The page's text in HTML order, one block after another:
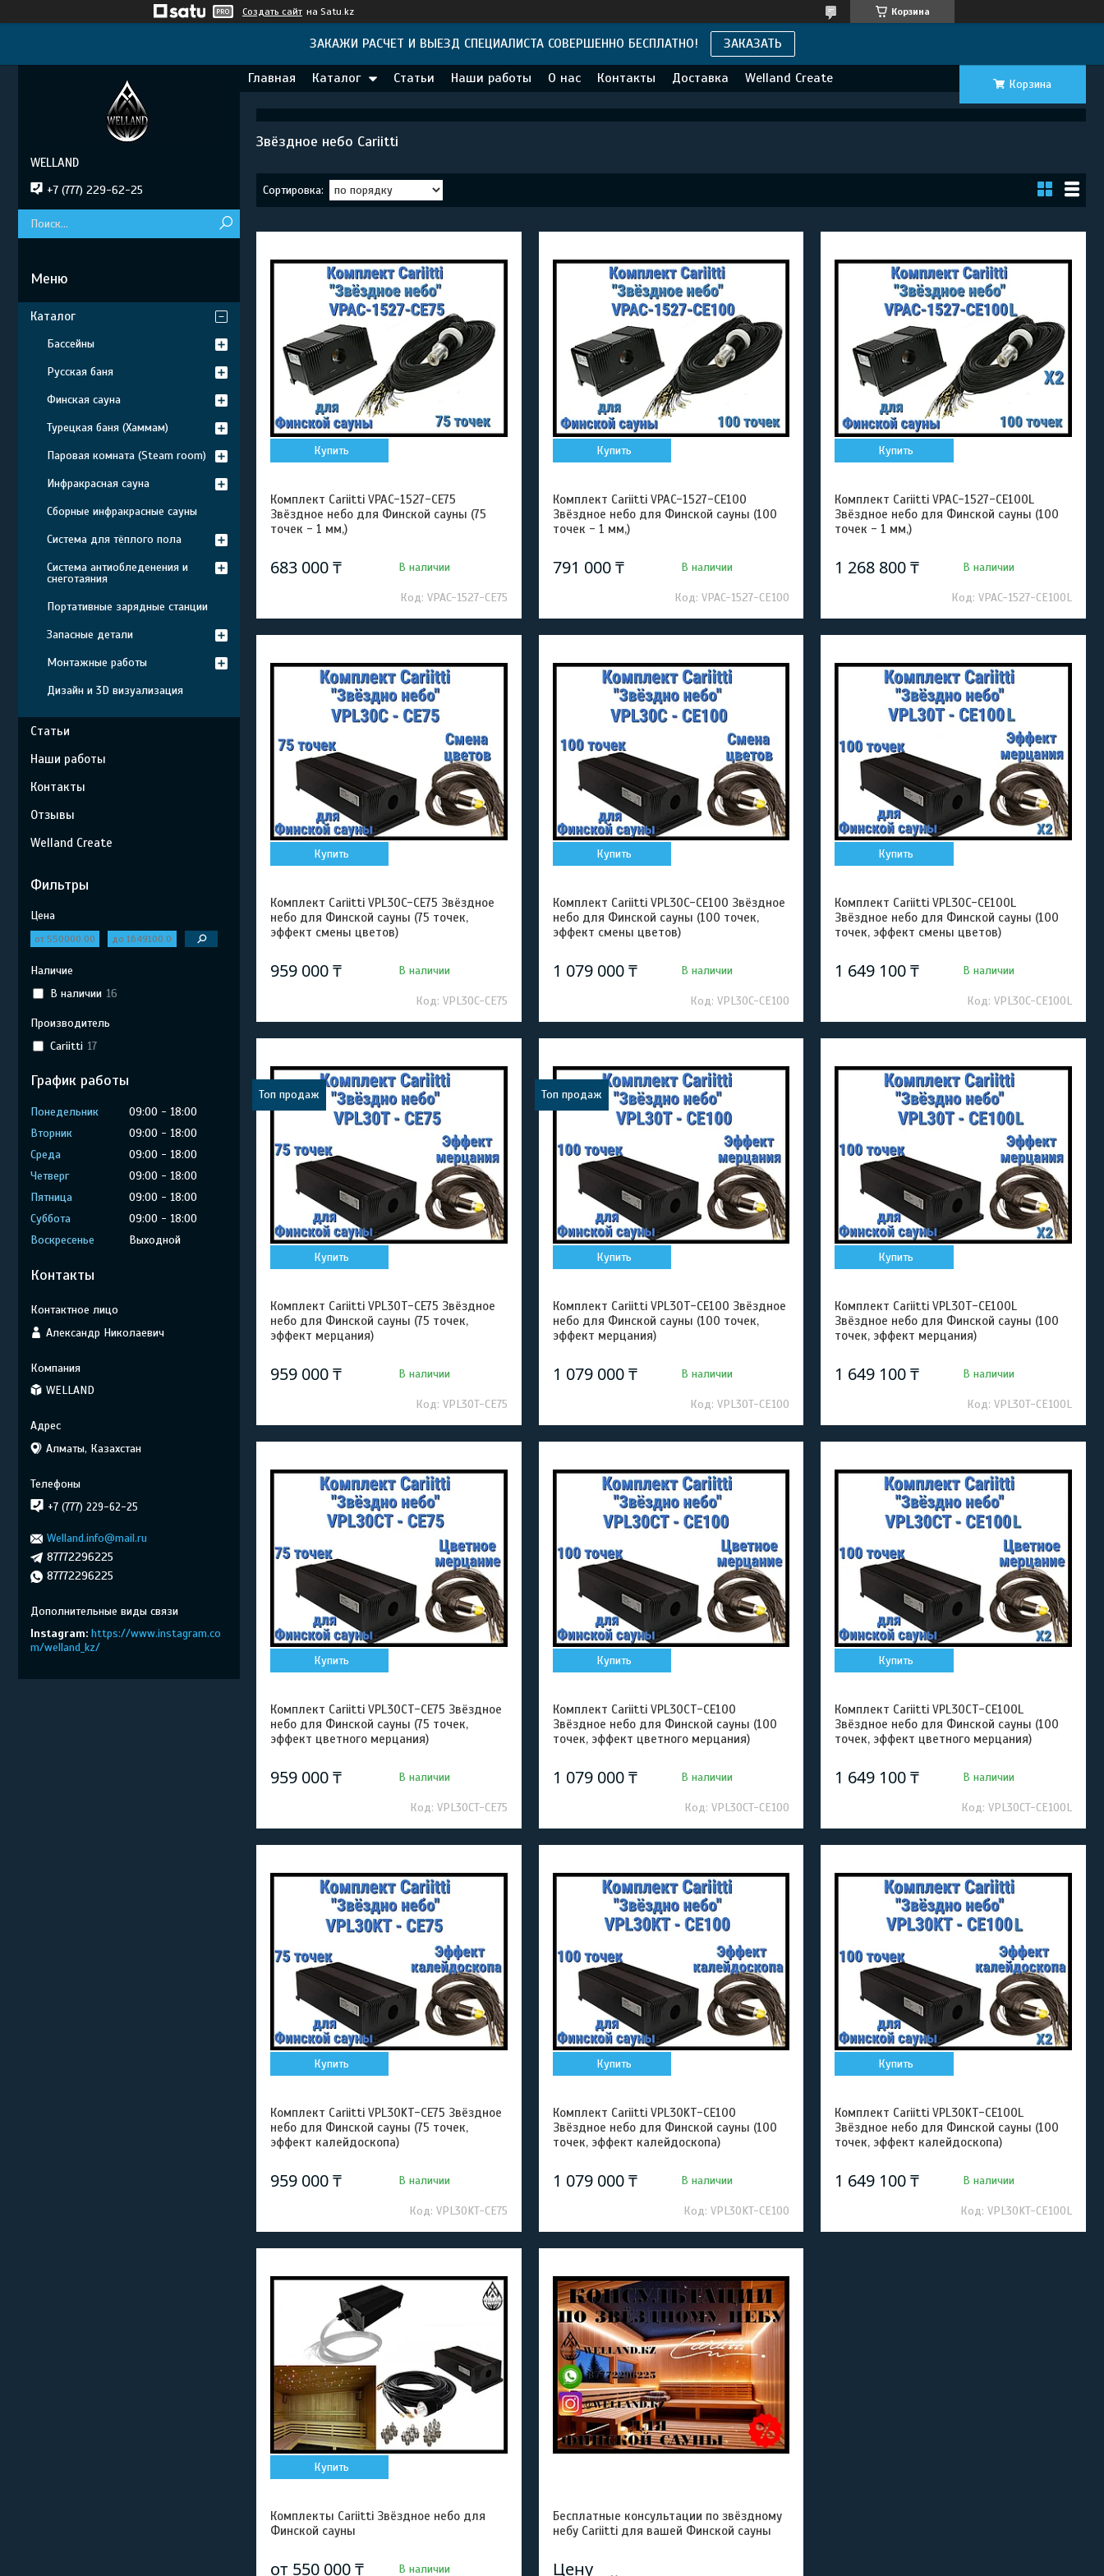
Создать сайт на Satu.kz Корзина
ЗАКАЖИ РАСЧЕТ И ВЫЕЗД СПЕЦИАЛИСТА СОВЕРШЕННО БЕСПЛАТНО! ЗАКАЗАТЬ
Главная Каталог Статьи Наши работы О нас Контакты Доставка Welland Create Корзина
Звёздное небо Cariitti
Купить
Комплект Cariitti VPAC-1527-CE75
Звёздное небо для Финской сауны (75
точек - 1 мм,)
683 000 ₸ В наличии
VPAC-1527-CE75
Купить
Комплект Cariitti VPAC-1527-CE100
Звёздное небо для Финской сауны (100
точек - 1 мм,)
791 000 ₸ В наличии
VPAC-1527-CE100
Купить
Комплект Cariitti VPAC-1527-CE100L
Звёздное небо для Финской сауны (100
точек - 1 мм,)
1 268 800 ₸ В наличии
VPAC-1527-CE100L
Купить
Комплект Cariitti VPL30C-CE75 Звёздное
небо для Финской сауны (75 точек,
эффект смены цветов)
959 000 ₸ В наличии
VPL30C-CE75
Купить
Комплект Cariitti VPL30C-CE100 Звёздное
небо для Финской сауны (100 точек,
эффект смены цветов)
1 079 000 ₸ В наличии
VPL30C-CE100
Купить
Комплект Cariitti VPL30C-CE100L
Звёздное небо для Финской сауны (100
точек, эффект смены цветов)
1 649 100 ₸ В наличии
VPL30C-CE100L
Топ продаж
Купить
Комплект Cariitti VPL30T-CE75 Звёздное
небо для Финской сауны (75 точек,
эффект мерцания)
959 000 ₸ В наличии
VPL30T-CE75
Топ продаж
Купить
Комплект Cariitti VPL30T-CE100 Звёздное
небо для Финской сауны (100 точек,
эффект мерцания)
1 079 000 ₸ В наличии
VPL30T-CE100
Купить
Комплект Cariitti VPL30T-CE100L
Звёздное небо для Финской сауны (100
точек, эффект мерцания)
1 649 100 ₸ В наличии
VPL30T-CE100L
Купить
Комплект Cariitti VPL30CT-CE75 Звёздное
небо для Финской сауны (75 точек,
эффект цветного мерцания)
959 000 ₸ В наличии
VPL30CT-CE75
Купить
Комплект Cariitti VPL30CT-CE100
Звёздное небо для Финской сауны (100
точек, эффект цветного мерцания)
1 079 000 ₸ В наличии
VPL30CT-CE100
Купить
Комплект Cariitti VPL30CT-CE100L
Звёздное небо для Финской сауны (100
точек, эффект цветного мерцания)
1 649 100 ₸ В наличии
VPL30CT-CE100L
Купить
Комплект Cariitti VPL30KT-CE75 Звёздное
небо для Финской сауны (75 точек,
эффект калейдоскопа)
959 000 ₸ В наличии
VPL30KT-CE75
Купить
Комплект Cariitti VPL30KT-CE100
Звёздное небо для Финской сауны (100
точек, эффект калейдоскопа)
1 079 000 ₸ В наличии
VPL30KT-CE100
Купить
Комплект Cariitti VPL30KT-CE100L
Звёздное небо для Финской сауны (100
точек, эффект калейдоскопа)
1 649 100 ₸ В наличии
VPL30KT-CE100L
Купить
Комплекты Cariitti Звёздное небо для
Финской сауны
от 550 000 ₸ В наличии
Бесплатные консультации по звёздному
небу Cariitti для вашей Финской сауны
Цену
WELLAND
+7 (777) 229-62-25
Каталог
Бассейны
Русская баня
Финская сауна
Турецкая баня (Хаммам)
Паровая комната (Steam room)
Инфракрасная сауна
Сборные инфракрасные сауны
Система для тёплого пола
Система антиобледенения и
снеготаяния
Портативные зарядные станции
Запасные детали
Монтажные работы
Дизайн и 3D визуализация
Статьи
Наши работы
Контакты
Отзывы
Welland Create
Фильтры
Цена
Наличие
В наличии 16
Производитель
Cariitti 17
График работы
Понедельник 09:00
18:00
Вторник
09:00
18:00
Среда
09:00
18:00
Четверг
09:00
18:00
Пятница
09:00
18:00
Суббота
09:00
18:00
Воскресенье
Выходной
Контакты
Александр Николаевич
WELLAND
Алматы, Казахстан
+7 (777) 229-62-25
Welland.info@mail.ru
87772296225
87772296225
Instagram https://www.instagram.co
m/welland_kz/